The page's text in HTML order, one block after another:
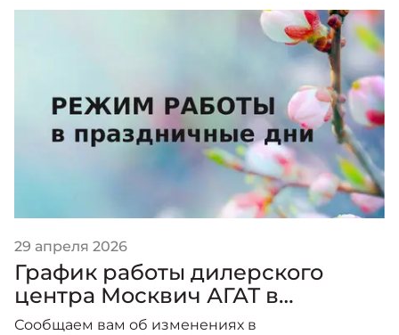
29 апреля 2026
График работы дилерского
центра Москвич АГАТ в
праздничные дни.
Сообщаем вам об изменениях в